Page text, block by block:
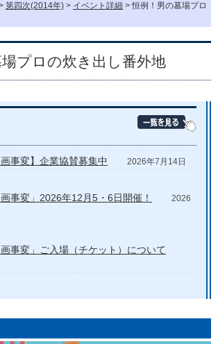
第四次(2014年) > イベント詳細 > 恒例！男の墓場プロ
プロの炊き出し番外地
事変】企業協賛募集中 2026年7月14日
事変」2026年12月5・6日開催！
2026
画事変」ご入場（チケット）について